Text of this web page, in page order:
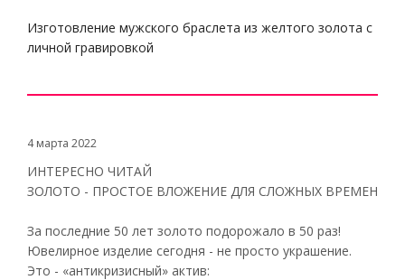
Изготовление мужского браслета из желтого золота с
личной гравировкой
4 марта 2022
ИНТЕРЕСНО ЧИТАЙ
ЗОЛОТО - ПРОСТОЕ ВЛОЖЕНИЕ ДЛЯ СЛОЖНЫХ ВРЕМЕН
За последние 50 лет золото подорожало в 50 раз!
Ювелирное изделие сегодня - не просто украшение.
Это - «антикризисный» актив: